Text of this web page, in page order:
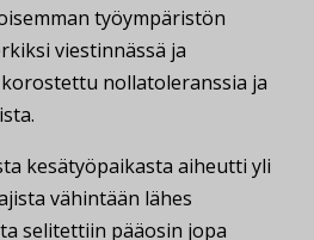
työympäristön
viestinnässä ja
nollatoleranssia ja
kesätyöpaikasta aiheutti yli
vähintään lähes
selitettiin pääosin jopa